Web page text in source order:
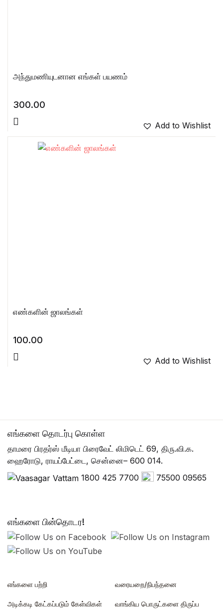
அந்துமணியுடனான எங்கள் பயணம்
300.00
Add to Wishlist
எண்களின் ஜாலங்கள்
100.00
Add to Wishlist
எங்களை தொடர்பு கொள்ள
தாமரை பிரதர்ஸ் மீடியா பிரைவேட் லிமிடெட் 69, திரு.வி.க.
ஹைரோடு, ராயப்பேட்டை, சென்னை– 600 014.
1800 425 7700
75500 09565
எங்களை பின்தொடர!
எங்களை பற்றி
அடிக்கடி கேட்கப்படும் கேள்விகள்
வரையறை/நிபந்தனை
வாங்கிய பொருட்களை திருப்ப